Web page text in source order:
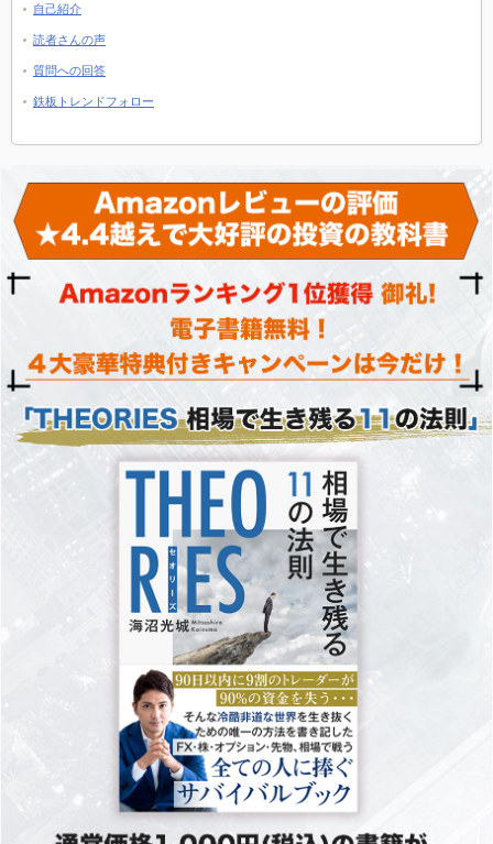
自己紹介
読者さんの声
質問への回答
鉄板トレンドフォロー